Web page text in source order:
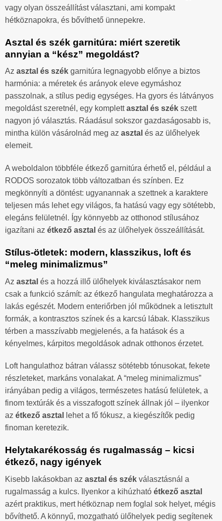
vagy olyan összeállítást választani, ami kompakt
hétköznapokra, és bővíthető ünnepekre.
Asztal és szék garnitúra: miért szeretik
annyian a “kész” megoldást?
Az asztal és szék garnitúra legnagyobb előnye a biztos
harmónia: a méretek és arányok eleve egymáshoz
passzolnak, a stílus pedig egységes. Ha gyors és látványos
megoldást szeretnél, egy komplettasztal és szék szett
nagyon jó választás. Ráadásul sokszor gazdaságosabb is,
mintha külön vásárolnád meg az asztal és az ülőhelyek
elemeit.
A weboldalon többféle étkező garnitúra érhető el, például a
RODOS sorozatok több változatban és színben. Ez
megkönnyíti a döntést: ugyanannak a szettnek a karaktere
teljesen más lehet egy világos, fa hatású vagy egy sötétebb,
elegáns felületnél. Így könnyebb az otthonod stílusához
igazítani az étkező asztal és az ülőhelyek összeállítását.
Stílus-ötletek: modern, klasszikus, loft és
“meleg minimalizmus”
Az asztal és a hozzá illő ülőhelyek kiválasztásakor nem
csak a funkció számít: az étkező hangulata meghatározza a
lakás egészét. Modern enteriőrben jól működnek a letisztult
formák, a kontrasztos színek és a karcsú lábak. Klasszikus
térben a masszívabb megjelenés, a fa hatások és a
kényelmes, kárpitos megoldások adnak otthonos érzetet.
Loft hangulathoz bátran válassz sötétebb tónusokat, fekete
részleteket, markáns vonalakat. A “meleg minimalizmus”
irányában pedig a világos, természetes hatású felületek, a
finom textúrák és a visszafogott színek állnak jól – ilyenkor
az étkező asztal
lehet a fő fókusz, a kiegészítők pedig
finoman keretezik.
Helytakarékosság és rugalmasság – kicsi
étkező, nagy igények
Kisebb lakásokban az asztal és szék választásnál a
rugalmasság a kulcs. Ilyenkor a kihúzható étkező asztal
azért praktikus, mert hétköznap nem foglal sok helyet, mégis
bővíthető. A könnyű, mozgatható ülőhelyek pedig segítenek